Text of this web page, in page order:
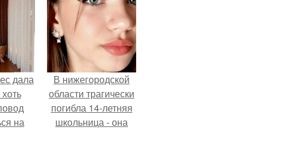
дала
на
В нижегородской
области трагически
погибла 14-летняя
школьница - она